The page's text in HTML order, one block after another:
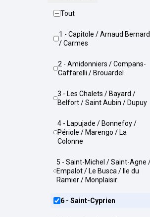
Tout
1 - Capitole / Arnaud Bernard
/ Carmes
2 - Amidonniers / Compans-
Caffarelli / Brouardel
3 - Les Chalets / Bayard /
Belfort / Saint Aubin / Dupuy
4 - Lapujade / Bonnefoy /
Périole / Marengo / La
Colonne
5 - Saint-Michel / Saint-Agne /
Empalot / Le Busca / Ile du
Ramier / Monplaisir
6 - Saint-Cyprien